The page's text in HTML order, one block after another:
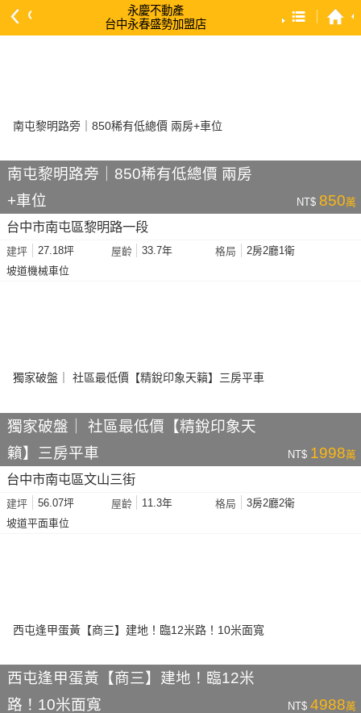
永慶不動產
台中永春盛勢加盟店
依降幅 高 → 低
依土地坪數 大 → 小
南屯黎明路旁｜850稀有低總價 兩房
+車位
NT$ 850萬
台中市南屯區黎明路一段
建坪 27.18坪 屋齡 33.7年 格局
2房2廳1衛
坡道機械車位
獨家破盤｜ 社區最低價【精銳印象天
籟】三房平車
NT$ 1998萬
台中市南屯區文山三街
建坪 56.07坪 屋齡 11.3年 格局
3房2廳2衛
坡道平面車位
西屯逢甲蛋黃【商三】建地！臨12米
路！10米面寬
NT$ 4988萬